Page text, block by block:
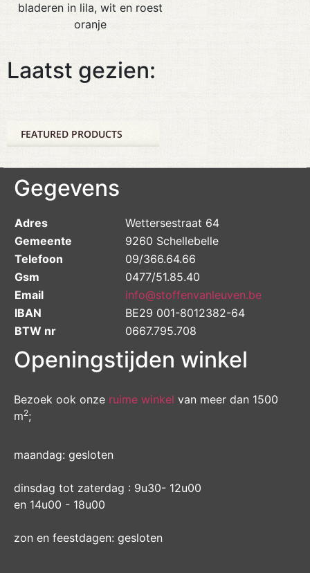
bladeren in lila, wit en roest
oranje
Laatst gezien:
FEATURED PRODUCTS
Gegevens
Adres
Wettersestraat 64
Gemeente
9260 Schellebelle
Telefoon
09/366.64.66
Gsm
0477/51.85.40
Email
info@stoffenvanleuven.be
IBAN
BE29 001-8012382-64
BTW nr
0667.795.708
Openingstijden winkel
Bezoek ook onze ruime winkel van meer dan 1500
m2;
maandag: gesloten
dinsdag tot zaterdag : 9u30- 12u00
en 14u00 - 18u00
zon en feestdagen: gesloten